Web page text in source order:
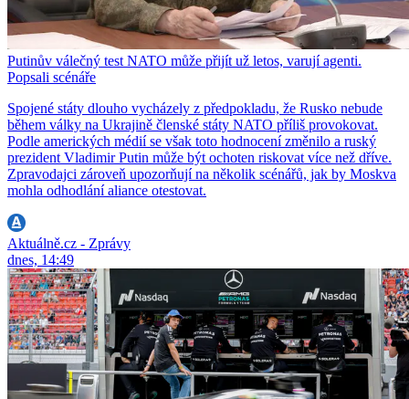
Putinův válečný test NATO může přijít už letos, varují agenti.
Popsali scénáře
Spojené státy dlouho vycházely z předpokladu, že Rusko nebude
během války na Ukrajině členské státy NATO příliš provokovat.
Podle amerických médií se však toto hodnocení změnilo a ruský
prezident Vladimir Putin může být ochoten riskovat více než dříve.
Zpravodajci zároveň upozorňují na několik scénářů, jak by Moskva
mohla odhodlání aliance otestovat.
Aktuálně.cz - Zprávy
dnes, 14:49